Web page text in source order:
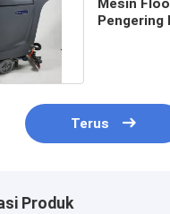
Pengering
Terus
Produk